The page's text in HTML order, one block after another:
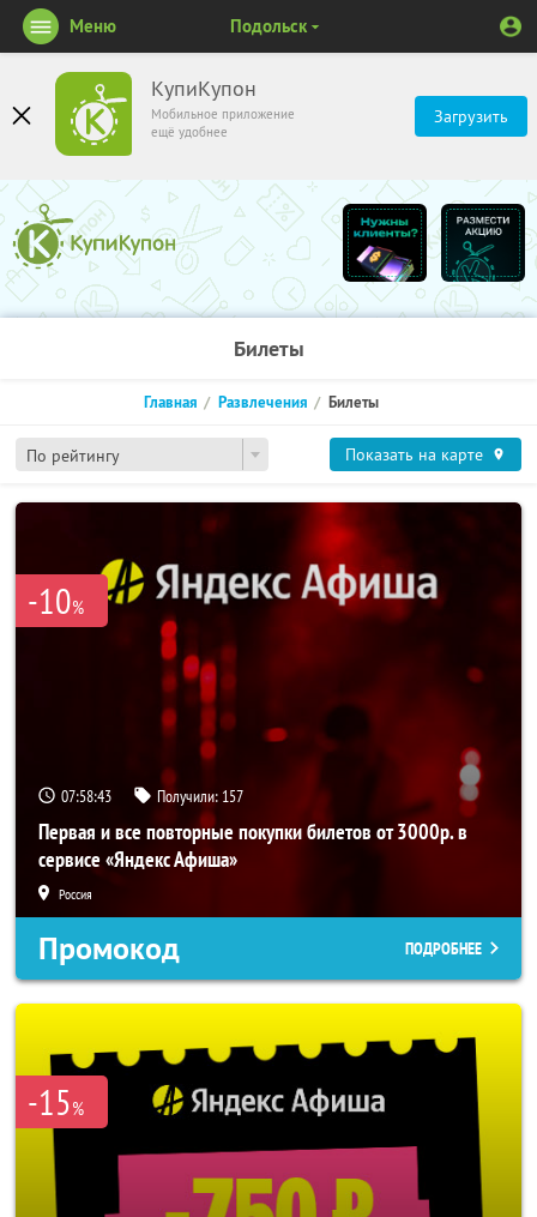
КупиКупон
Мобильное приложение
ещё удобнее
Загрузить
Меню Подольск
Билеты
По рейтингу
Главная Развлечения Билеты
Показать на карте
-10%
07:58:43 Получили: 157
Первая и все повторные покупки билетов от 3000р. в
сервисе «Яндекс Афиша»
Россия
Промокод ПОДРОБНЕЕ
-15%